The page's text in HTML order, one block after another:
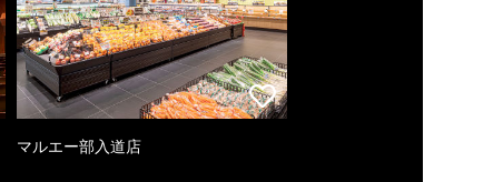
マルエー部入道店